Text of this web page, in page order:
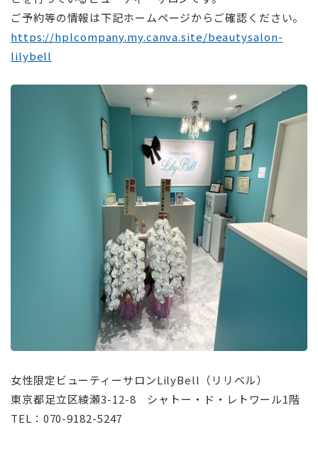
ご予約等の情報は下記ホームページからご確認ください。
https://hplcompany.my.canva.site/beautysalon-
lilybell
女性限定ビューティーサロンLilyBell（リリベル）
東京都足立区綾瀬3-12-8 シャトー・ド・レトワール1階
TEL：070-9182-5247